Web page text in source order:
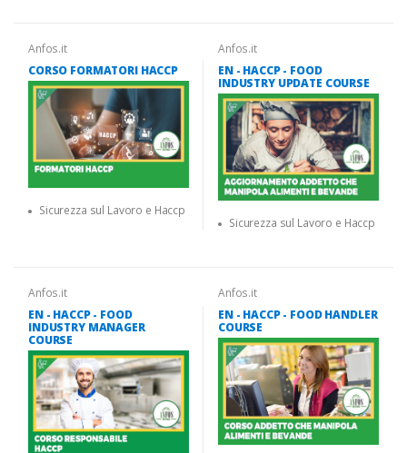
Anfos.it
CORSO FORMATORI HACCP
Sicurezza sul Lavoro e Haccp
Anfos.it
EN - HACCP - FOOD
INDUSTRY UPDATE COURSE
Sicurezza sul Lavoro e Haccp
Anfos.it
EN - HACCP - FOOD
INDUSTRY MANAGER
COURSE
Anfos.it
EN - HACCP - FOOD HANDLER
COURSE